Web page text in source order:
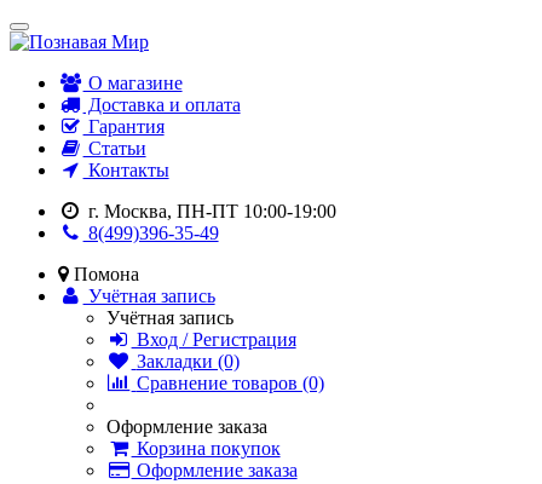
О магазине
Доставка и оплата
Гарантия
Статьи
Контакты
г. Москва, ПН-ПТ 10:00-19:00
8(499)396-35-49
Помона
Учётная запись
Учётная запись
Вход / Регистрация
Закладки (0)
Сравнение товаров (0)
Оформление заказа
Корзина покупок
Оформление заказа